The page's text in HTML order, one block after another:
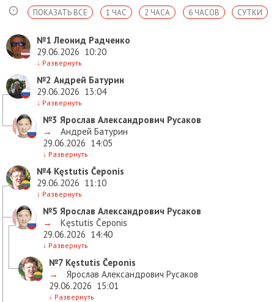
СУТКИ
6 ЧАСОВ
2 ЧАСА
1 ЧАС
ПОКАЗАТЬ ВСЕ
№1 Леонид Радченко
29.06.2026 10:20
↓ Развернуть
№2 Андрей Батурин
29.06.2026 13:04
↓ Развернуть
№3 Ярослав Александрович Русаков
→
Андрей Батурин
29.06.2026 14:05
↓ Развернуть
№4 Kęstutis Čeponis
29.06.2026 11:10
↓ Развернуть
№5 Ярослав Александрович Русаков
→
Kęstutis Čeponis
29.06.2026 14:40
↓ Развернуть
№7 Kęstutis Čeponis
→
Ярослав Александрович Русаков
29.06.2026 15:01
↓ Развернуть